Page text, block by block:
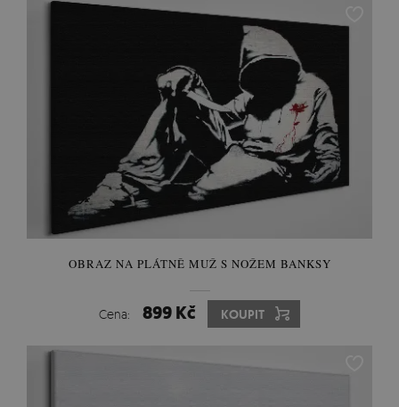
OBRAZ NA PLÁTNĚ MUŽ S NOŽEM BANKSY
Cena: 899 Kč KOUPIT